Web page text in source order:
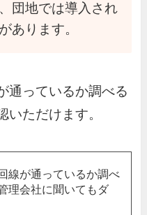
団地では導入され
あります。
通っているか調べる
いただけます。
線が通っているか調べ
理会社に聞いてもダ